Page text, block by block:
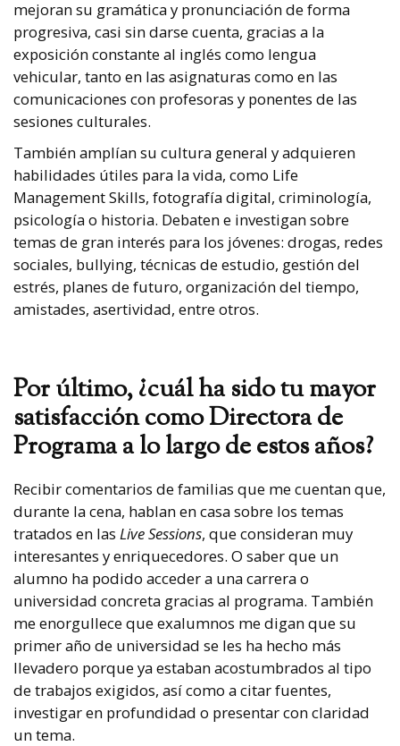
mejoran su gramática y pronunciación de forma
progresiva, casi sin darse cuenta, gracias a la
exposición constante al inglés como lengua
vehicular, tanto en las asignaturas como en las
comunicaciones con profesoras y ponentes de las
sesiones culturales.
También amplían su cultura general y adquieren
habilidades útiles para la vida, como Life
Management Skills, fotografía digital, criminología,
psicología o historia. Debaten e investigan sobre
temas de gran interés para los jóvenes: drogas, redes
sociales, bullying, técnicas de estudio, gestión del
estrés, planes de futuro, organización del tiempo,
amistades, asertividad, entre otros.
Por último, ¿cuál ha sido tu mayor
satisfacción como Directora de
Programa a lo largo de estos años?
Recibir comentarios de familias que me cuentan que,
durante la cena, hablan en casa sobre los temas
tratados en las Live Sessions, que consideran muy
interesantes y enriquecedores. O saber que un
alumno ha podido acceder a una carrera o
universidad concreta gracias al programa. También
me enorgullece que exalumnos me digan que su
primer año de universidad se les ha hecho más
llevadero porque ya estaban acostumbrados al tipo
de trabajos exigidos, así como a citar fuentes,
investigar en profundidad o presentar con claridad
un tema.